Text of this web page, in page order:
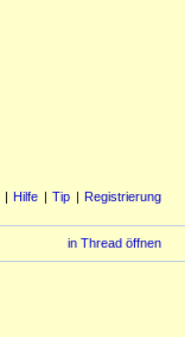
Hilfe Tip Registrierung
in Thread öffnen